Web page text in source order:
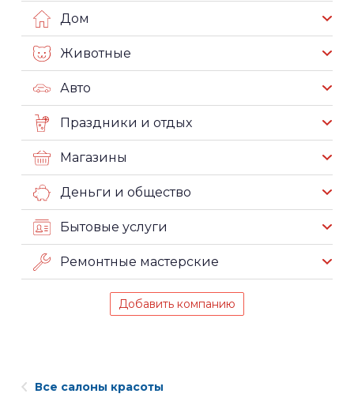
Дом
Животные
Авто
Праздники и отдых
Магазины
Деньги и общество
Бытовые услуги
Ремонтные мастерские
Добавить компанию
Все салоны красоты